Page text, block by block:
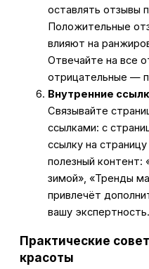
оставлять отзывы
Положительные
влияют на
Отвечайте на все
отрицательные —
Внутренние
Связывайте
ссылками: с
ссылку на
полезный контент:
зимой», «Тренды
привлечёт
вашу экспертность.
Практические
красоты